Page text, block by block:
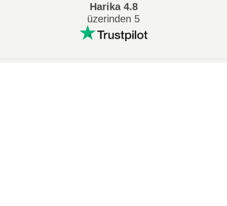
Harika4.8
üzerinden 5